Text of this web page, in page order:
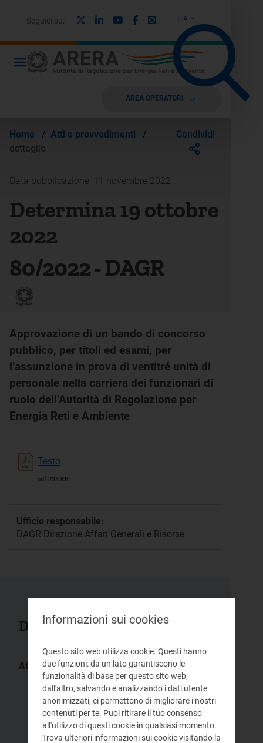
ITA
Seguici su: LinkedinYoutubeFacebook
Instagram
AREA OPERATORI
Home / Atti e provvedimenti
/
dettaglio
Condividi
Data pubblicazione: 11 novembre 2022
Determina 19 ottobre
2022
80/2022 - DAGR
Approvazione di un bando di concorso
pubblico, per titoli ed esami, per
l’assunzione in prova di ventitré unità di
personale nella carriera dei funzionari di
ruolo dell’Autorità di Regolazione per
Energia Reti e Ambiente
Testo
pdf 238 KB
Ufficio responsabile:
DAGR Direzione Affari Generali e Risorse
Documenti collegati
Atti:
79/2024/A
80/2024/A
81/2024/A
82/2024/A
83/2024/A
356/2023/A
355/2023/A
353/2023/A
Informazioni sui cookies
Questo sito web utilizza cookie. Questi hanno
due funzioni: da un lato garantiscono le
funzionalità di base per questo sito web,
dall'altro, salvando e analizzando i dati utente
anonimizzati, ci permettono di migliorare i nostri
contenuti per te. Puoi ritirare il tuo consenso
all'utilizzo di questi cookie in qualsiasi momento.
Trova ulteriori informazioni sui cookie visitando la